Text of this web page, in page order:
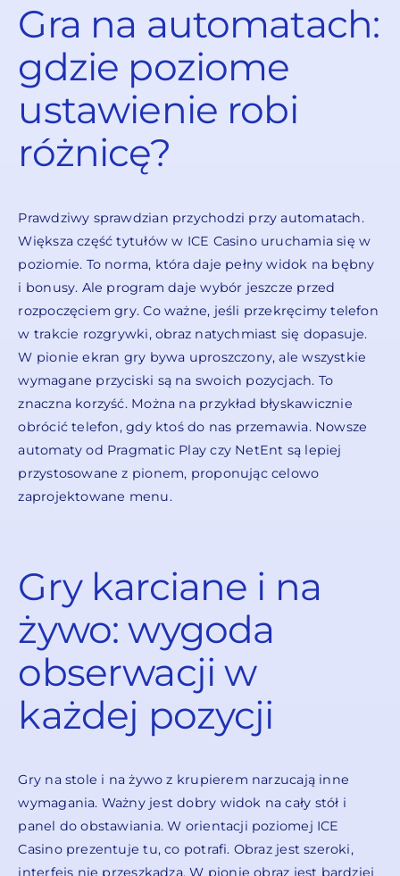
Gra na automatach:
gdzie poziome
ustawienie robi
różnicę?
Prawdziwy sprawdzian przychodzi przy automatach.
Większa część tytułów w ICE Casino uruchamia się w
poziomie. To norma, która daje pełny widok na bębny
i bonusy. Ale program daje wybór jeszcze przed
rozpoczęciem gry. Co ważne, jeśli przekręcimy telefon
w trakcie rozgrywki, obraz natychmiast się dopasuje.
W pionie ekran gry bywa uproszczony, ale wszystkie
wymagane przyciski są na swoich pozycjach. To
znaczna korzyść. Można na przykład błyskawicznie
obrócić telefon, gdy ktoś do nas przemawia. Nowsze
automaty od Pragmatic Play czy NetEnt są lepiej
przystosowane z pionem, proponując celowo
zaprojektowane menu.
Gry karciane i na
żywo: wygoda
obserwacji w
każdej pozycji
Gry na stole i na żywo z krupierem narzucają inne
wymagania. Ważny jest dobry widok na cały stół i
panel do obstawiania. W orientacji poziomej ICE
Casino prezentuje tu, co potrafi. Obraz jest szeroki,
interfejs nie przeszkadza. W pionie obraz jest bardziej